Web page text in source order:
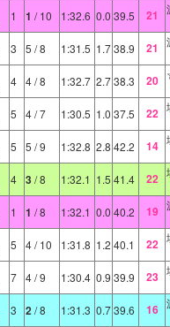
1 1 / 10 1:32.6 0.0 39.5 21
3 5 / 8 1:31.5 1.738.9 21
4 4/ 8 1:32.7 2.738.3 20
5 4/ 7 1:30.5 1.0 37.5 22
5 5 / 9 1:32.8 2.8 42.2 14
4 3/ 8 1:32.1 1.5 41.4 22
1 1 / 8 1:32.1 0.0 40.2 19
5 4/ 10 1:31.8 1.2 40.1 22
7 4/ 9 1:30.4 0.9 39.9 23
3 2/ 8 1:31.3 0.739.6 16